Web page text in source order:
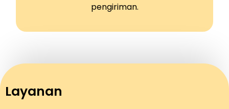
pengiriman.
Layanan